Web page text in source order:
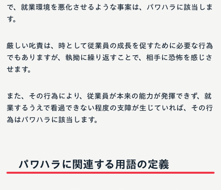
で、就業環境を悪化させるような事案は、パワハラに該当しま
す。
厳しい叱責は、時として従業員の成長を促すために必要な行為
でもありますが、執拗に繰り返すことで、相手に恐怖を感じさ
せます。
また、その行為により、従業員が本来の能力が発揮できず、就
業するうえで看過できない程度の支障が生じていれば、その行
為はパワハラに該当します。
パワハラに関連する用語の定義